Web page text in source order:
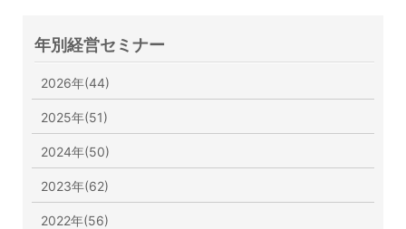
年別経営セミナー
2026年(44)
2025年(51)
2024年(50)
2023年(62)
2022年(56)